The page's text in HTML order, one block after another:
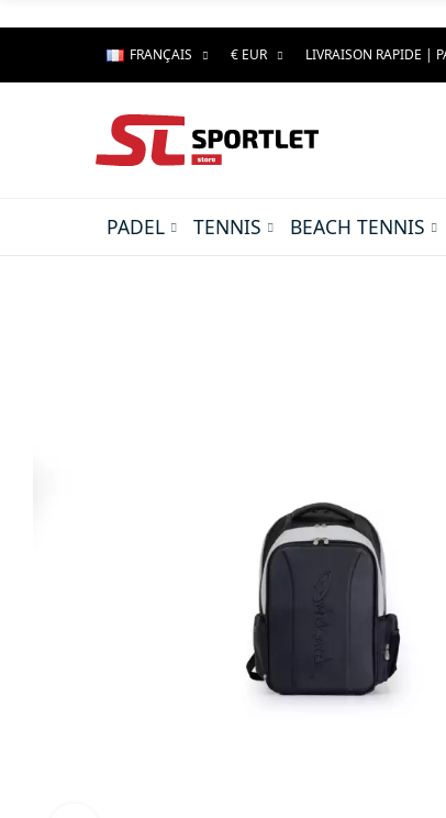
FRANÇAIS € EUR LIVRAISON RAPIDE |
PADEL TENNIS BEACH TENNIS